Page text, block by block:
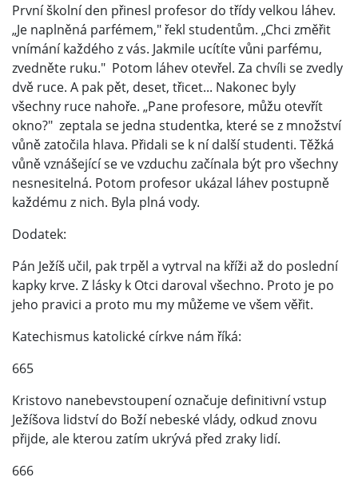
První školní den přinesl profesor do třídy velkou láhev.
„Je naplněná parfémem," řekl studentům. „Chci změřit
vnímání každého z vás. Jakmile ucítíte vůni parfému,
zvedněte ruku." Potom láhev otevřel. Za chvíli se zvedly
dvě ruce. A pak pět, deset, třicet... Nakonec byly
všechny ruce nahoře. „Pane profesore, můžu otevřít
okno?" zeptala se jedna studentka, které se z množství
vůně zatočila hlava. Přidali se k ní další studenti. Těžká
vůně vznášející se ve vzduchu začínala být pro všechny
nesnesitelná. Potom profesor ukázal láhev postupně
každému z nich. Byla plná vody.
Dodatek:
Pán Ježíš učil, pak trpěl a vytrval na kříži až do poslední
kapky krve. Z lásky k Otci daroval všechno. Proto je po
jeho pravici a proto mu my můžeme ve všem věřit.
Katechismus katolické církve nám říká:
665
Kristovo nanebevstoupení označuje definitivní vstup
Ježíšova lidství do Boží nebeské vlády, odkud znovu
přijde, ale kterou zatím ukrývá před zraky lidí.
666